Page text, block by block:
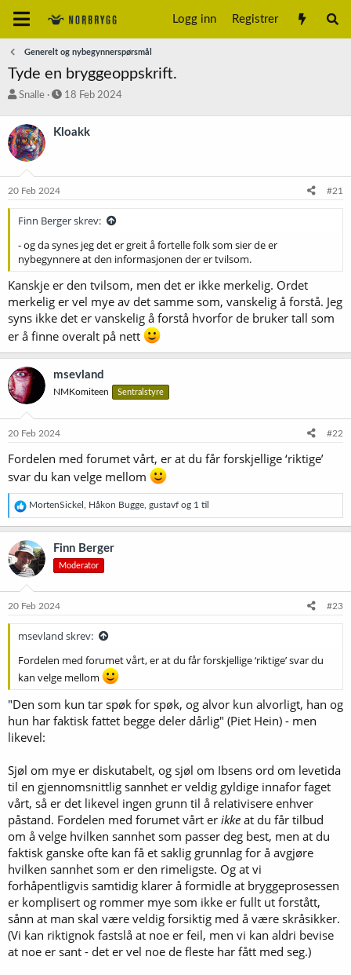
Logg inn Registrer
Generelt og nybegynnerspørsmål
Tyde en bryggeoppskrift.
T
å
d
s
a
r
t
e
Snalle
S
r
a
o
18 Feb 2024
Kloakk
20 Feb 2024 #21
Finn Berger skrev:
- og da synes jeg det er greit å fortelle folk som sier de er
nybegynnere at den informasjonen der er tvilsom.
Kanskje er den tvilsom, men det er ikke merkelig. Ordet
merkelig er vel mye av det samme som, vanskelig å forstå. Jeg
syns ikke det er vanskelig å forstå hvorfor de bruker tall som
er å finne overalt på nett
msevland
NMKomiteen Sentralstyre
20 Feb 2024 #22
Fordelen med forumet vårt, er at du får forskjellige ‘riktige’
svar du kan velge mellom
R
e
a
k
s
j
o
e
MortenSickel Håkon Bugge gustavf og 1 til
Finn Berger
Moderator
20 Feb 2024 #23
msevland skrev:
Fordelen med forumet vårt, er at du får forskjellige ‘riktige’ svar du
kan velge mellom
"Den som kun tar spøk for spøk, og alvor kun alvorligt, han og
hun har faktisk fattet begge deler dårlig" (Piet Hein) - men
likevel:
Sjøl om mye er diskutabelt, og sjøl om Ibsens ord om levetida
til en gjennomsnittlig sannhet er veldig gyldige innafor faget
vårt, så er det likevel ingen grunn til å relativisere enhver
påstand. Fordelen med forumet vårt er ikke at du får tilbud
om å velge hvilken sannhet som passer deg best, men at du
faktisk ganske ofte kan få et saklig grunnlag for å avgjøre
hvilken sannhet som er den rimeligste. Og at vi
forhåpentligvis samtidig klarer å formidle at bryggeprosessen
er komplisert og rommer mye som ikke er fullt ut forstått,
sånn at man skal være veldig forsiktig med å være skråsikker.
(Vi kan riktignok fastslå at noe er feil, men vi kan aldri bevise
at noe er sant - det er vel noe de fleste har fått med seg.)